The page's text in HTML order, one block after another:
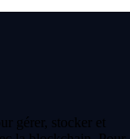
gérer, stocker et